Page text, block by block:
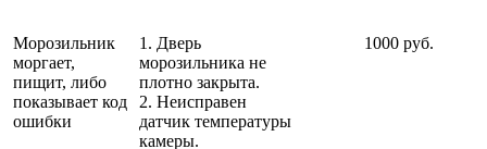
Морозильник
моргает,
пищит, либо
показывает код
ошибки
1. Дверь
морозильника не
плотно закрыта.
2. Неисправен
датчик температуры
камеры.
1000 руб.